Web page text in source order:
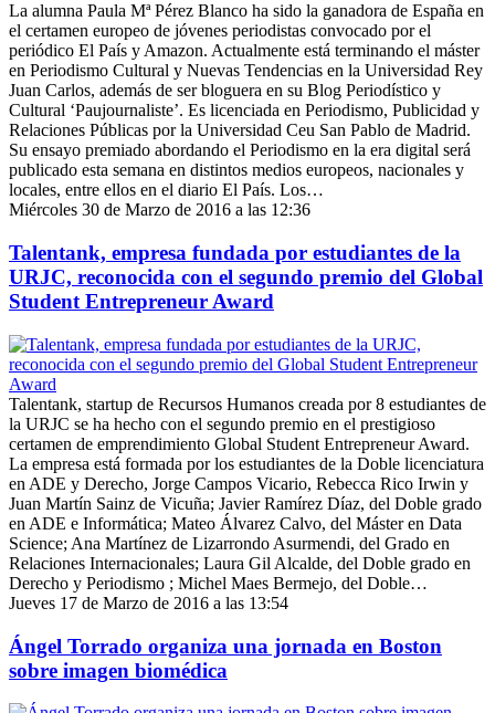
La alumna Paula Mª Pérez Blanco ha sido la ganadora de España en
el certamen europeo de jóvenes periodistas convocado por el
periódico El País y Amazon. Actualmente está terminando el máster
en Periodismo Cultural y Nuevas Tendencias en la Universidad Rey
Juan Carlos, además de ser bloguera en su Blog Periodístico y
Cultural ‘Paujournaliste’. Es licenciada en Periodismo, Publicidad y
Relaciones Públicas por la Universidad Ceu San Pablo de Madrid.
Su ensayo premiado abordando el Periodismo en la era digital será
publicado esta semana en distintos medios europeos, nacionales y
locales, entre ellos en el diario El País. Los…
Miércoles 30 de Marzo de 2016 a las 12:36
Talentank, empresa fundada por estudiantes de la
URJC, reconocida con el segundo premio del Global
Student Entrepreneur Award
Talentank, startup de Recursos Humanos creada por 8 estudiantes de
la URJC se ha hecho con el segundo premio en el prestigioso
certamen de emprendimiento Global Student Entrepreneur Award.
La empresa está formada por los estudiantes de la Doble licenciatura
en ADE y Derecho, Jorge Campos Vicario, Rebecca Rico Irwin y
Juan Martín Sainz de Vicuña; Javier Ramírez Díaz, del Doble grado
en ADE e Informática; Mateo Álvarez Calvo, del Máster en Data
Science; Ana Martínez de Lizarrondo Asurmendi, del Grado en
Relaciones Internacionales; Laura Gil Alcalde, del Doble grado en
Derecho y Periodismo ; Michel Maes Bermejo, del Doble…
Jueves 17 de Marzo de 2016 a las 13:54
Ángel Torrado organiza una jornada en Boston
sobre imagen biomédica